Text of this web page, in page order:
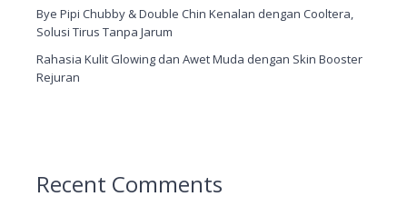
Bye Pipi Chubby & Double Chin Kenalan dengan Cooltera,
Solusi Tirus Tanpa Jarum
Rahasia Kulit Glowing dan Awet Muda dengan Skin Booster
Rejuran
Recent Comments